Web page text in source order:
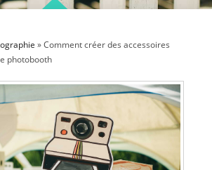
»Comment créer des accessoires
photobooth